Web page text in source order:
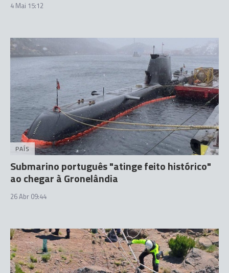
4 Mai 15:12
PAÍS
Submarino português "atinge feito histórico"
ao chegar à Gronelândia
26 Abr 09:44